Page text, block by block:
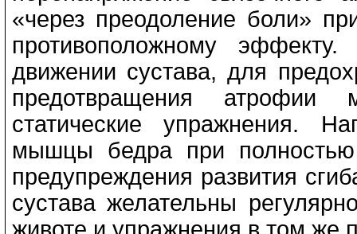
«через преодоление боли»
противоположному
движении сустава, для
предотвращения
статические упражнения.
мышцы бедра при полностью
предупреждения развития
сустава желательны